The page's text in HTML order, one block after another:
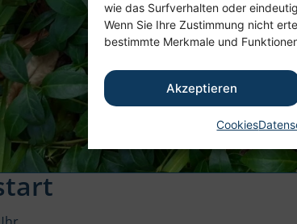
wie das Surfverhalten oder
Wenn Sie Ihre Zustimmung nicht
bestimmte Merkmale und
Akzeptieren
Cookies